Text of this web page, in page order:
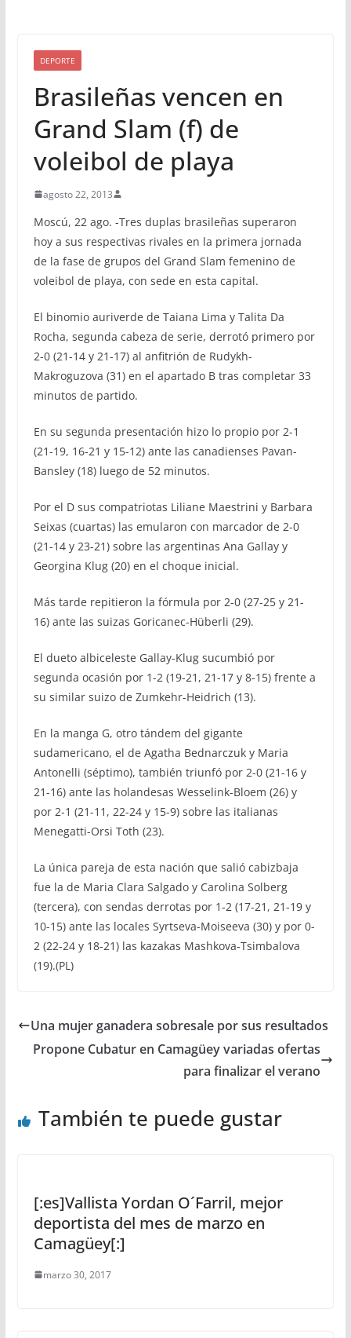
DEPORTE
Brasileñas vencen en
Grand Slam (f) de
voleibol de playa
agosto 22, 2013
Moscú, 22 ago. -Tres duplas brasileñas superaron
hoy a sus respectivas rivales en la primera jornada
de la fase de grupos del Grand Slam femenino de
voleibol de playa, con sede en esta capital.
El binomio auriverde de Taiana Lima y Talita Da
Rocha, segunda cabeza de serie, derrotó primero por
2-0 (21-14 y 21-17) al anfitrión de Rudykh-
Makroguzova (31) en el apartado B tras completar 33
minutos de partido.
En su segunda presentación hizo lo propio por 2-1
(21-19, 16-21 y 15-12) ante las canadienses Pavan-
Bansley (18) luego de 52 minutos.
Por el D sus compatriotas Liliane Maestrini y Barbara
Seixas (cuartas) las emularon con marcador de 2-0
(21-14 y 23-21) sobre las argentinas Ana Gallay y
Georgina Klug (20) en el choque inicial.
Más tarde repitieron la fórmula por 2-0 (27-25 y 21-
16) ante las suizas Goricanec-Hüberli (29).
El dueto albiceleste Gallay-Klug sucumbió por
segunda ocasión por 1-2 (19-21, 21-17 y 8-15) frente a
su similar suizo de Zumkehr-Heidrich (13).
En la manga G, otro tándem del gigante
sudamericano, el de Agatha Bednarczuk y Maria
Antonelli (séptimo), también triunfó por 2-0 (21-16 y
21-16) ante las holandesas Wesselink-Bloem (26) y
por 2-1 (21-11, 22-24 y 15-9) sobre las italianas
Menegatti-Orsi Toth (23).
La única pareja de esta nación que salió cabizbaja
fue la de Maria Clara Salgado y Carolina Solberg
(tercera), con sendas derrotas por 1-2 (17-21, 21-19 y
10-15) ante las locales Syrtseva-Moiseeva (30) y por 0-
2 (22-24 y 18-21) las kazakas Mashkova-Tsimbalova
(19).(PL)
Una mujer ganadera sobresale por sus resultados
Propone Cubatur en Camagüey variadas ofertas
para finalizar el verano
También te puede gustar
[:es]Vallista Yordan O´Farril, mejor
deportista del mes de marzo en
Camagüey[:]
marzo 30, 2017